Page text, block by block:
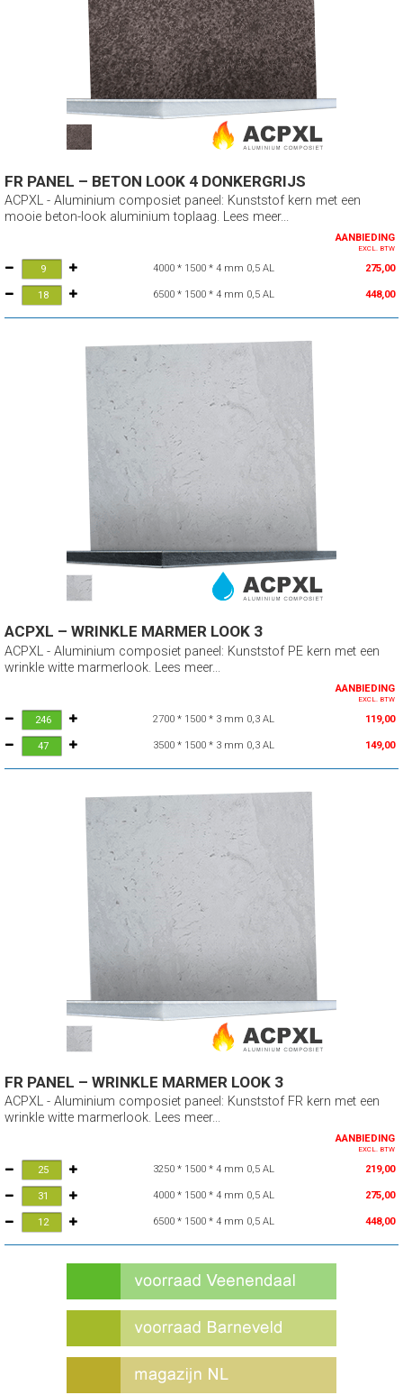
FR PANEL – BETON LOOK 4 DONKERGRIJS
ACPXL - Aluminium composiet paneel: Kunststof kern met een
mooie beton-look aluminium toplaag. Lees meer...
AANBIEDING
EXCL. BTW
4000 * 1500 * 4 mm 0,5 AL 275,00
6500 * 1500 * 4 mm 0,5 AL 448,00
ACPXL – WRINKLE MARMER LOOK 3
ACPXL - Aluminium composiet paneel: Kunststof PE kern met een
wrinkle witte marmerlook. Lees meer...
AANBIEDING
EXCL. BTW
2700 * 1500 * 3 mm 0,3 AL 119,00
3500 * 1500 * 3 mm 0,3 AL 149,00
FR PANEL – WRINKLE MARMER LOOK 3
ACPXL - Aluminium composiet paneel: Kunststof FR kern met een
wrinkle witte marmerlook. Lees meer...
AANBIEDING
EXCL. BTW
3250 * 1500 * 4 mm 0,5 AL 219,00
4000 * 1500 * 4 mm 0,5 AL 275,00
6500 * 1500 * 4 mm 0,5 AL 448,00